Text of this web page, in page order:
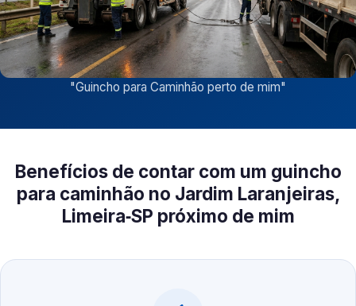
"Guincho para Caminhão perto de mim"
Benefícios de contar com um guincho
para caminhão no Jardim Laranjeiras,
Limeira‑SP próximo de mim